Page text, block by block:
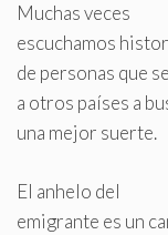
Muchas veces
escuchamos
de personas que
a otros países a
una mejor suerte.
El anhelo del
emigrante es un